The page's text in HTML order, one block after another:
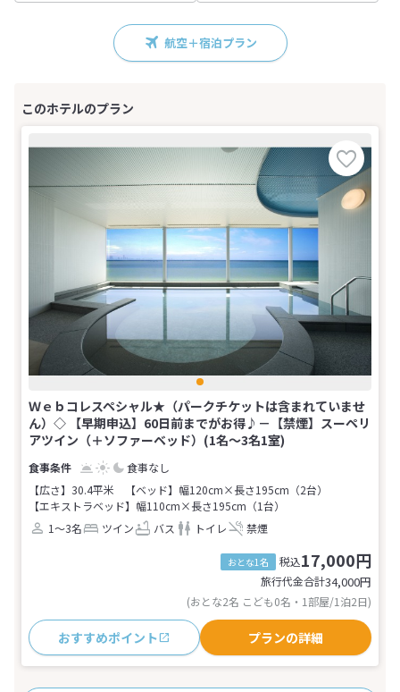
航空＋宿泊プラン
Ｗｅｂコレスペシャル★（パークチケットは含まれていませ
ん）◇ 【早期申込】60日前までがお得♪－【禁煙】スーペリ
アツイン（＋ソファーベッド）(1名～3名1室)
食事なし
【広さ】30.4平米
【ベッド】幅120cm×長さ195cm（2台）
【エキストラベッド】幅110cm×長さ195cm（1台）
1～3名
ツイン バス トイレ 禁煙
おとな1名 税込17,000円
旅行代金合計34,000円
(おとな2名 こども0名・1部屋/1泊2日)
おすすめポイント プランの詳細